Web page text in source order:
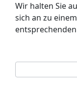
Wir halten Sie
sich an zu
Newsletter
Anmeldung